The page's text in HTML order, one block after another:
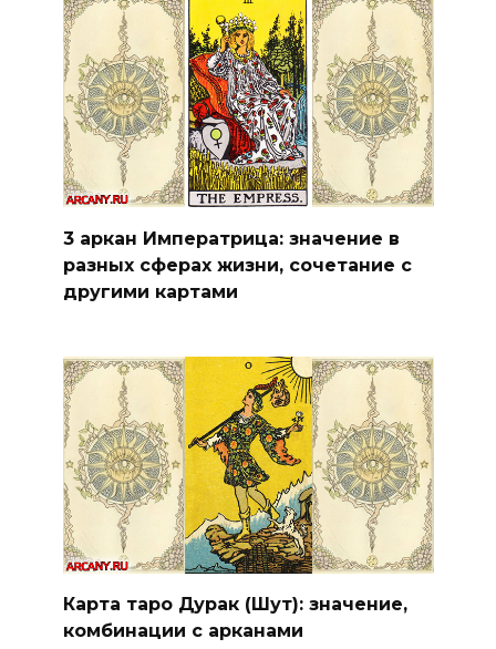
3 аркан Императрица: значение в
разных сферах жизни, сочетание с
другими картами
Карта таро Дурак (Шут): значение,
комбинации с арканами